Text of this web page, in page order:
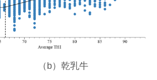
（b）乾乳牛